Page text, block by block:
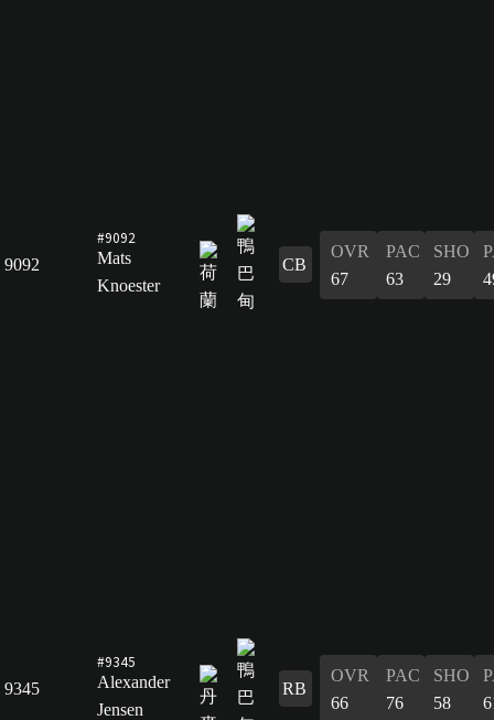
9092
#9092
Mats
Knoester
CB
OVR
67
PAC
63
SHO
29
9345
#9345
Alexander
Jensen
RB
OVR
66
PAC
76
SHO
58